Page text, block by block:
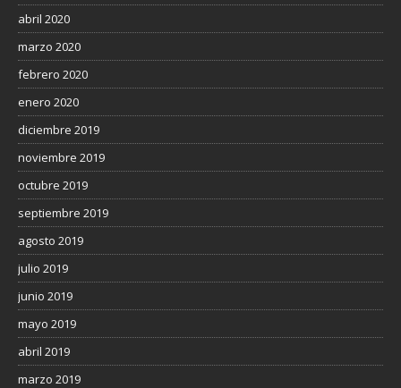
abril 2020
marzo 2020
febrero 2020
enero 2020
diciembre 2019
noviembre 2019
octubre 2019
septiembre 2019
agosto 2019
julio 2019
junio 2019
mayo 2019
abril 2019
marzo 2019